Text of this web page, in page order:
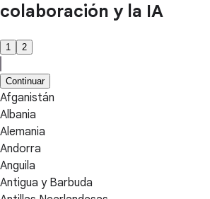
colaboración y la IA
1 2
Continuar
Afganistán
Albania
Alemania
Andorra
Anguila
Antigua y Barbuda